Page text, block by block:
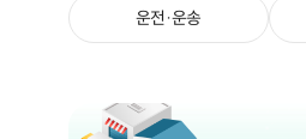
운전·운송